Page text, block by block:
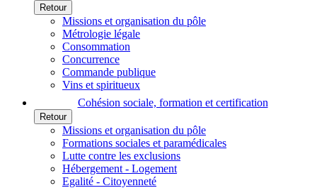
Retour
Missions et organisation du pôle
Métrologie légale
Consommation
Concurrence
Commande publique
Vins et spiritueux
Cohésion sociale, formation et certification
Retour
Missions et organisation du pôle
Formations sociales et paramédicales
Lutte contre les exclusions
Hébergement - Logement
Egalité - Citoyenneté